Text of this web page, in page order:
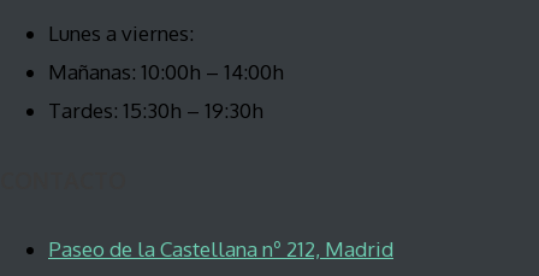
Lunes a viernes:
Mañanas: 10:00h – 14:00h
Tardes: 15:30h – 19:30h
Paseo de la Castellana nº 212, Madrid